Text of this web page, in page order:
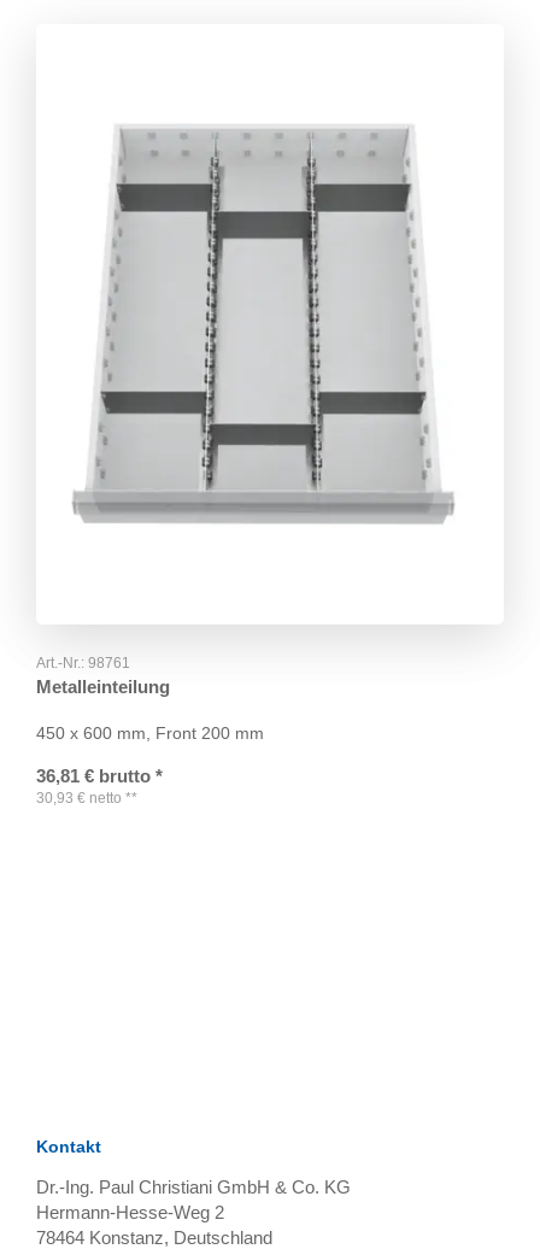
Art.-Nr.: 98761
Metalleinteilung
450 x 600 mm, Front 200 mm
36,81 € brutto *
30,93 € netto **
Kontakt
Dr.-Ing. Paul Christiani GmbH & Co. KG
Hermann-Hesse-Weg 2
78464 Konstanz, Deutschland